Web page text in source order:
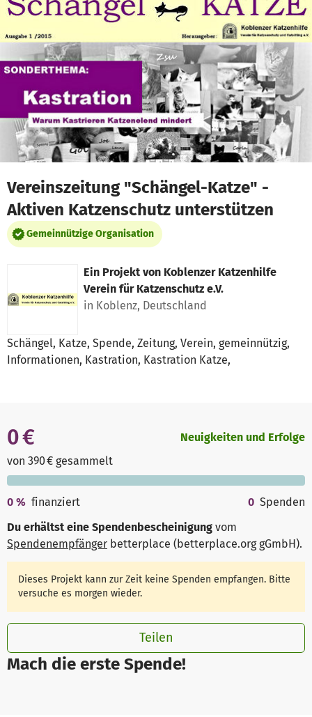
Zum Hauptinhalt springen
Erklärung zur Barrierefreiheit anzeigen
Vereinszeitung "Schängel-Katze" -
Aktiven Katzenschutz unterstützen
Gemeinnützige Organisation
Ein Projekt von Koblenzer Katzenhilfe
Verein für Katzenschutz e.V.
in Koblenz, Deutschland
Schängel, Katze, Spende, Zeitung, Verein, gemeinnützig,
Informationen, Kastration, Kastration Katze,
Mach die erste Spende!
0 €
von 390 € gesammelt
Neuigkeiten und Erfolge
0 % finanziert 0 Spenden
Du erhältst eine Spendenbescheinigung vom
Spendenempfänger betterplace (betterplace.org gGmbH).
Dieses Projekt kann zur Zeit keine Spenden empfangen. Bitte
versuche es morgen wieder.
Teilen